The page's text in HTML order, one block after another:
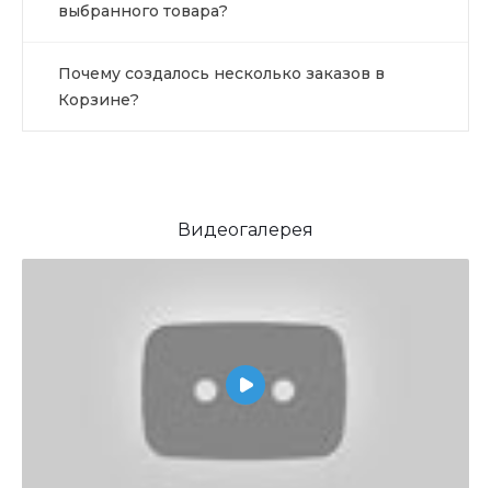
выбранного товара?
Почему создалось несколько заказов в
Корзине?
Видеогалерея